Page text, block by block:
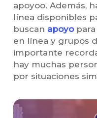
apoyoo. Además,
línea disponibles
buscan apoyo
en línea y grupos
importante
hay muchas
por situaciones